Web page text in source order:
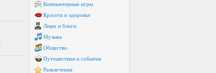
Компьютерные игры
Красота и здоровье
Люди и блоги
Музыка
Общество
Путешествия и события
Развлечения